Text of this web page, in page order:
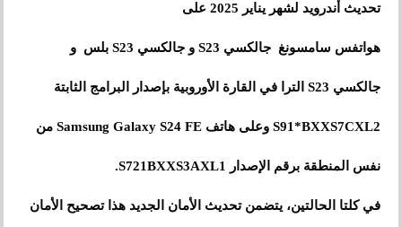
تحديث أندرويد لشهر يناير 2025 على
هواتفس سامسونغ جالكسي S23 و جالكسي S23 بلس و
جالكسي S23 الترا في القارة الأوروبية بإصدار البرامج الثابتة
S91*BXXS7CXL2 وعلى هاتف Samsung Galaxy S24 FE من
نفس المنطقة برقم الإصدار S721BXXS3AXL1.
في كلتا الحالتين، يتضمن تحديث الأمان الجديد هذا تصحيح الأمان